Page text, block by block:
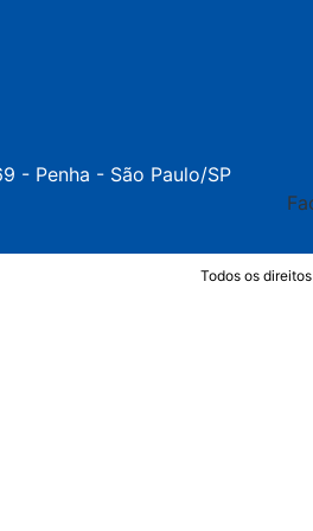
- Penha - São Paulo/SP
Todos os